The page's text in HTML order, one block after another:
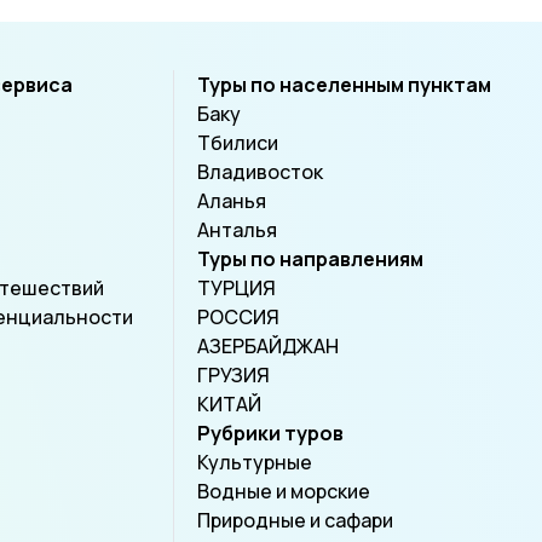
Туры по населенным пунктам
Баку
Тбилиси
Владивосток
Аланья
Анталья
Туры по направлениям
ТУРЦИЯ
РОССИЯ
АЗЕРБАЙДЖАН
ГРУЗИЯ
КИТАЙ
Рубрики туров
Культурные
Водные и морские
Природные и сафари